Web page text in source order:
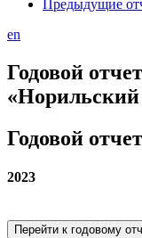
Предыдущие
en
Годовой
«Норильский
Годовой отчет
2023
Перейти к годовому